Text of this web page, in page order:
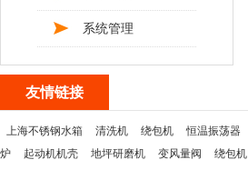
系统管理
友情链接
上海不锈钢水箱 清洗机 绕包机 恒温振荡器
炉
起动机机壳 地坪研磨机 变风量阀 绕包机